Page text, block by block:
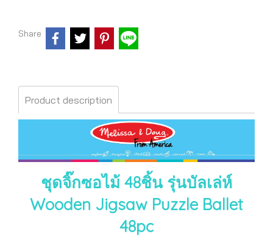
Share
Product description
ชุดจิ๊กซอไม้ 48ชิ้น รุ่นบัลเล่ห์
Wooden Jigsaw Puzzle Ballet
48pc